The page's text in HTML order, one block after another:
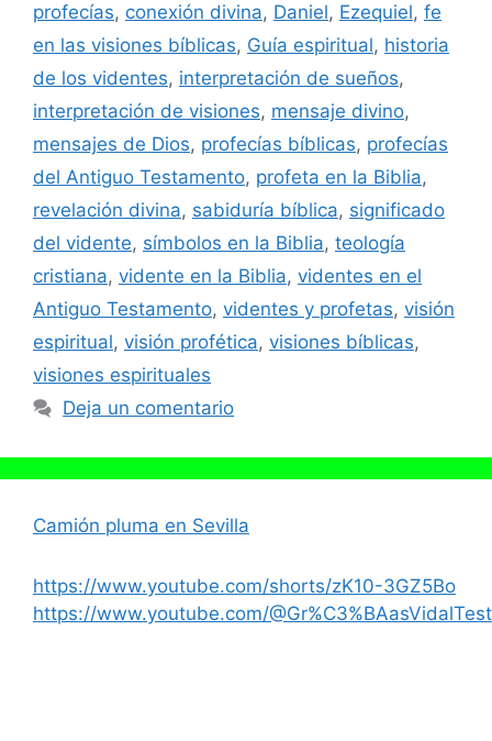
profecías, conexión divina, Daniel, Ezequiel, fe
en las visiones bíblicas, Guía espiritual, historia
de los videntes, interpretación de sueños,
interpretación de visiones, mensaje divino,
mensajes de Dios, profecías bíblicas, profecías
del Antiguo Testamento, profeta en la Biblia,
revelación divina, sabiduría bíblica, significado
del vidente, símbolos en la Biblia, teología
cristiana, vidente en la Biblia, videntes en el
Antiguo Testamento, videntes y profetas, visión
espiritual, visión profética, visiones bíblicas,
visiones espirituales
Deja un comentario
Camión pluma en Sevilla
https://www.youtube.com/shorts/zK10-3GZ5Bo
https://www.youtube.com/